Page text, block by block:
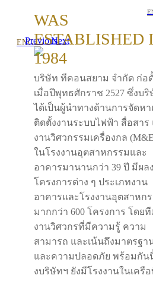
ENGPreviousNext
WAS
ESTABLISHED
1984
บริษัท ทีคอนสยาม จำกัด ก่อ
เมื่อปีพุทธศักราช 2527 ซึ่งบริ
ได้เป็นผู้นำทางด้านการจัดหา
ติดตั้งงานระบบไฟฟ้า สื่อสาร
งานวิศวกรรมเครื่องกล
ในโรงงานอุตสาหกรรมและ
อาคารมานานกว่า 39 ปี มีผล
โครงการต่าง ๆ ประเภทงาน
อาคารและโรงงานอุตสาหก
มากกว่า 600 โครงการ โดยที
งานวิศวกรที่มีความรู้ ความ
สามารถ และเน้นถึงมาตรฐา
และความปลอดภัย พร้อมกัน
งบริษัทฯ ยังมีโรงงานในเครื